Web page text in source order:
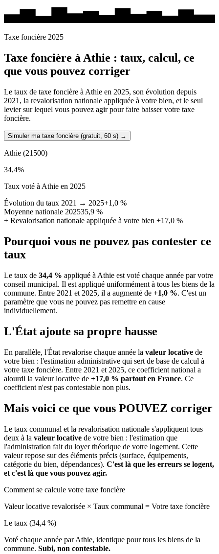
Taxe foncière 2025
Taxe foncière àAthie : taux, calcul, ce
que vous pouvez corriger
Le taux de taxe foncière à Athie en 2025, son évolution depuis
2021, la revalorisation nationale appliquée à votre bien, et le seul
levier sur lequel vous pouvez agir pour faire baisser votre taxe
foncière.
Simuler ma taxe foncière (gratuit, 60 s) →
Athie (21500)
34,4%
Taux voté à Athie en 2025
Évolution du taux 2021 → 2025+1,0 %
Moyenne nationale 202535,9 %
+ Revalorisation nationale appliquée à votre bien +17,0 %
Pourquoi vous ne pouvez pas contester ce
taux
Le taux de 34,4 % appliqué à Athie est voté chaque année par votre
conseil municipal. Il est appliqué uniformément à tous les biens de la
commune. Entre 2021 et 2025, il a augmenté de +1,0 %. C'est un
paramètre que vous ne pouvez pas remettre en cause
individuellement.
L'État ajoute sa propre hausse
En parallèle, l'État revalorise chaque année la valeur locative de
votre bien : l'estimation administrative qui sert de base de calcul à
votre taxe foncière. Entre 2021 et 2025, ce coefficient national a
alourdi la valeur locative de +17,0 % partout en France. Ce
coefficient n'est pas contestable non plus.
Mais voici ce que vous POUVEZ corriger
Le taux communal et la revalorisation nationale s'appliquent tous
deux à la valeur locative de votre bien : l'estimation que
l'administration fait du loyer théorique de votre logement. Cette
valeur repose sur des éléments précis (surface, équipements,
catégorie du bien, dépendances). C'est là que les erreurs se logent,
et c'est là que vous pouvez agir.
Comment se calcule votre taxe foncière
Valeur locative revalorisée × Taux communal = Votre taxe foncière
Le taux (34,4 %)
Voté chaque année par Athie, identique pour tous les biens de la
commune. Subi, non contestable.